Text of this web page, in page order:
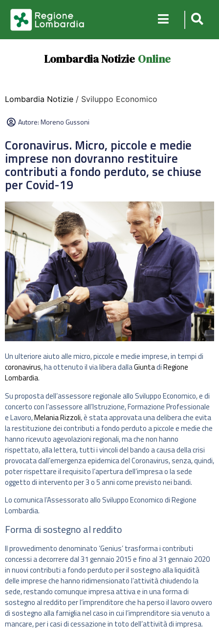
Lombardia Notizie Online
Lombardia Notizie / Sviluppo Economico
Autore:Moreno Gussoni
Coronavirus. Micro, piccole e medie
imprese non dovranno restituire
contributi a fondo perduto, se chiuse
per Covid-19
Un ulteriore aiuto alle micro, piccole e medie imprese, in tempi di
coronavirus, ha ottenuto il via libera dallaGiuntadiRegione
Lombardia.
Su proposta dell’assessore regionale allo Sviluppo Economico, e di
concerto con l’assessore all’Istruzione, Formazione Professionale
e Lavoro,Melania Rizzoli, è stata approvata una delibera che evita
la restituzione dei contributi a fondo perduto a piccole e medie che
hanno ricevuto agevolazioni regionali, ma che non hanno
rispettato, alla lettera, tutti i vincoli del bando a causa della crisi
provocata dall’emergenza epidemica del Coronavirus, senza, quindi,
poter rispettare il requisito l’apertura dell’impresa o la sede
oggetto di intervento per 3 o 5 anni come previsto nei bandi.
Lo comunica l’Assessorato allo Sviluppo Economico di Regione
Lombardia.
Forma di sostegno al reddito
Il provvedimento denominato ‘Genius’ trasforma i contributi
concessi a decorrere dal 31 gennaio 2015 e fino al 31 gennaio 2020
in nuovi contributi a fondo perduto per il sostegno alla liquidità
delle imprese che hanno ridimensionato l’attività chiudendo la
sede, restando comunque impresa attiva e in una forma di
sostegno al reddito per l’imprenditore che ha perso il lavoro ovvero
di sostegno alla famiglia nel caso in cui l’imprenditore sia venuto a
mancare, per i casi di cessazione in toto dell’attività di impresa.